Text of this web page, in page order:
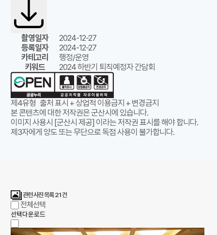
촬영일자
2024-12-27
등록일자
2024-12-27
카테고리
행정/운영
키워드
2024 하반기 퇴직예정자 간담회
제4유형 출처 표시 + 상업적 이용금지 + 변경금지
본 콘텐츠에 대한 저작권은 군산시에 있습니다.
이미지 사용시 [군산시 제공] 이라는 저작권 표시를 해야 합니다.
제3자에게 양도 또는 무단으로 독점 사용이 불가합니다.
관련 사진 목록21건
전체선택
선택다운로드